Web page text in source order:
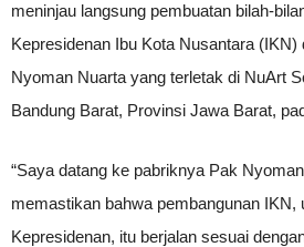
meninjau langsung pembuatan bilah-
Kepresidenan Ibu Kota Nusantara (IKN)
Nyoman Nuarta yang terletak di NuArt
Bandung Barat, Provinsi Jawa Barat,
“Saya datang ke pabriknya Pak
memastikan bahwa pembangunan IKN,
Kepresidenan, itu berjalan sesuai